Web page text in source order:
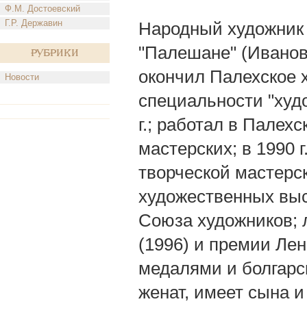
Ф.М. Достоевский
Г.Р. Державин
Рубрики
Новости
Народный художник
"Палешане"
окончил Палехское
специальности
г.; работал в
мастерских; в 1990
творческой
художественных
Союза художников;
(1996) и премии
медалями и
женат, имеет сына